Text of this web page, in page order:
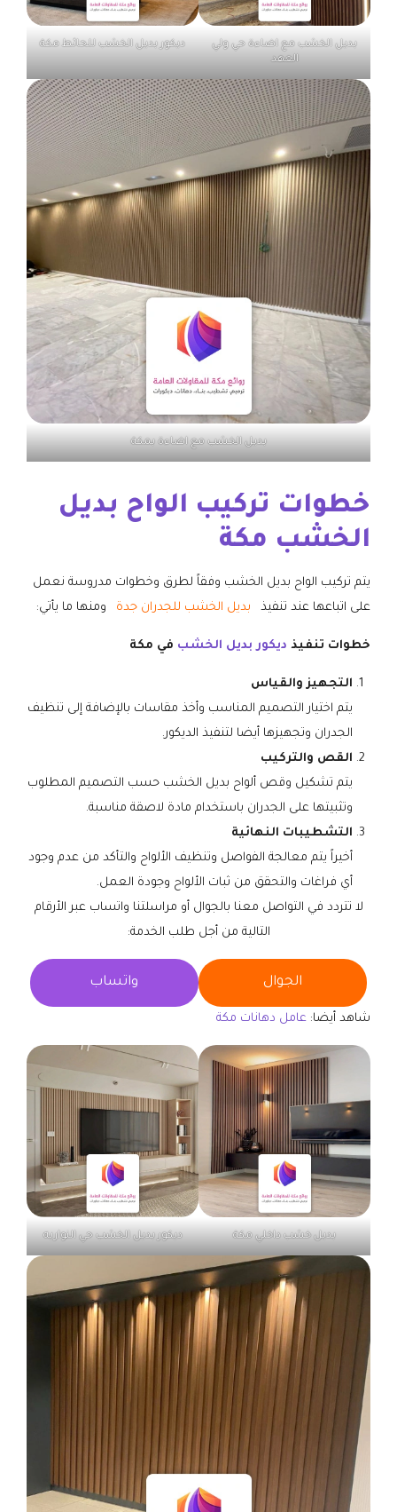
بديل الخشب مع اضاءة حي ولي
العهد
ديكور بديل الخشب للحائط مكة
بديل الخشب مع اضاءة بمكة
خطوات تركيب الواح بديل
الخشب مكة
يتم تركيب الواح بديل الخشب وفقاً لطرق وخطوات مدروسة نعمل
على اتباعها عند تنفيذ
بديل الخشب للجدران جدة ومنها ما يأتي:
خطوات تنفيذ ديكور بديل الخشب في مكة
التجهيز والقياس
يتم اختيار التصميم المناسب وأخذ مقاسات بالإضافة إلى تنظيف
الجدران وتجهيزها أيضا لتنفيذ الديكور.
القص والتركيب
يتم تشكيل وقص ألواح بديل الخشب حسب التصميم المطلوب
وتثبيتها على الجدران باستخدام مادة لاصقة مناسبة.
التشطيبات النهائية
أخيراً يتم معالجة الفواصل وتنظيف الألواح والتأكد من عدم وجود
أي فراغات والتحقق من ثبات الألواح وجودة العمل.
لا تتردد في التواصل معنا بالجوال أو مراسلتنا واتساب عبر الأرقام
التالية من أجل طلب الخدمة:
الجوال واتساب
شاهد أيضا: عامل دهانات مكة
بديل خشب داخلي مكة ديكور بديل الخشب حي النواريه